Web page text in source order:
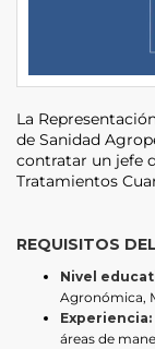
La
de Sanidad
contratar un jefe
Tratamientos
REQUISITOS
Nivel
Agronómica,
Experiencia:
áreas de